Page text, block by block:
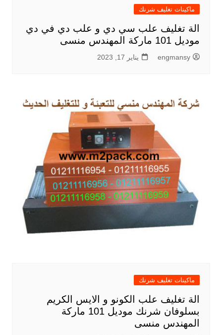
ماكينات تغليف شرنك
الة تغليف علب سي دي و علب دي في دي
موديل 101 ماركة المهندس منسى
engmansy يناير 17, 2023
ماكينات تغليف شرنك
الة تغليف علب الكونو و الايس الكريم
بسلوفان شرنك موديل 101 ماركة
المهندس منسى